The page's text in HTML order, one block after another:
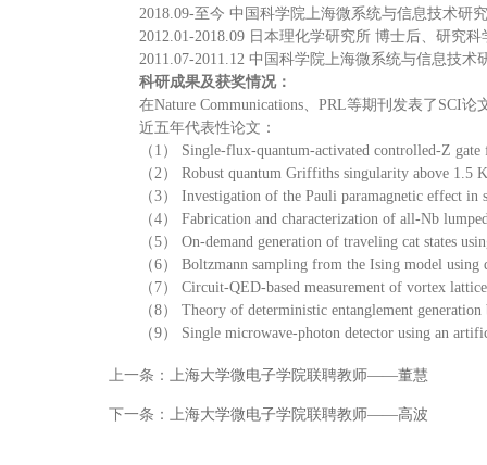
2018.09-至今 中国科学院上海微系统与信息技术研
2012.01-2018.09 日本理化学研究所 博士后、研究科
2011.07-2011.12 中国科学院上海微系统与信息技术
科研成果及获奖情况：
在Nature Communications、PRL等期刊发表了SCI论
近五年代表性论文：
（1） Single-flux-quantum-activated controlled-Z
（2） Robust quantum Griffiths singularity above
（3） Investigation of the Pauli paramagnetic effect
（4） Fabrication and characterization of all-Nb
（5） On-demand generation of traveling cat states
（6） Boltzmann sampling from the Ising model
（7） Circuit-QED-based measurement of vortex
（8） Theory of deterministic entanglement
（9） Single microwave-photon detector using an
上一条： 上海大学微电子学院联聘教师——董慧
下一条： 上海大学微电子学院联聘教师——高波